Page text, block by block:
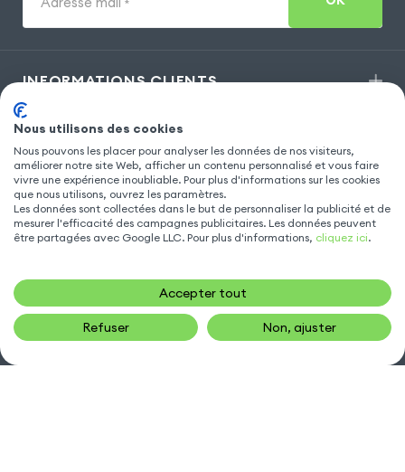
*
INFORMATIONS CLIENTS
ACCESSOIRE TÉLÉPHONE
sav@gsm55.net
Nous utilisons des cookies
Nous pouvons les placer pour analyser les données de nos visiteurs,
améliorer notre site Web, afficher un contenu personnalisé et vous faire
vivre une expérience inoubliable. Pour plus d'informations sur les cookies
que nous utilisons, ouvrez les paramètres.
Les données sont collectées dans le but de personnaliser la publicité et de
mesurer l'efficacité des campagnes publicitaires. Les données peuvent
être partagées avec Google LLC. Pour plus d'informations, cliquez ici.
Accepter tout
Refuser Non, ajuster